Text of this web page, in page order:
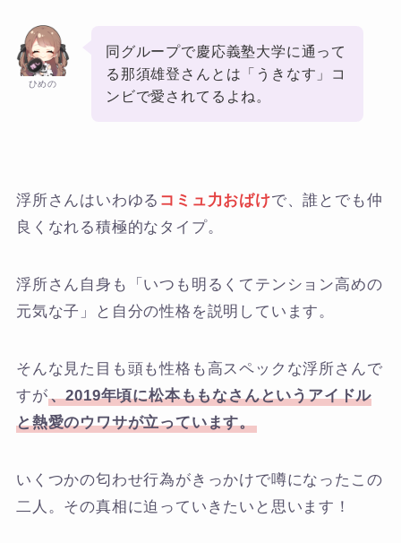
ひめの
同グループで慶応義塾大学に通って
る那須雄登さんとは「うきなす」コ
ンビで愛されてるよね。
浮所さんはいわゆる コミュ力おばけで、誰とでも仲
良くなれる積極的なタイプ。
浮所さん自身も「いつも明るくてテンション高めの
元気な子」と自分の性格を説明しています。
そんな見た目も頭も性格も高スペックな浮所さんで
すが、2019年頃に松本ももなさんというアイドル
と熱愛のウワサが立っています。
いくつかの匂わせ行為がきっかけで噂になったこの
二人。その真相に迫っていきたいと思います！